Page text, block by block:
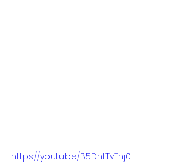
https://youtu.be/B5DntTvTnj0